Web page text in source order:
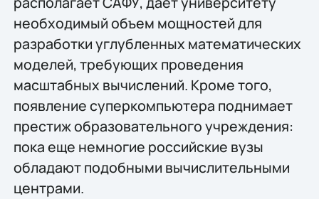
необходимый объем мощностей для
разработки углубленных математических
моделей, требующих проведения
масштабных вычислений. Кроме того,
появление суперкомпьютера поднимает
престиж образовательного учреждения:
пока еще немногие российские вузы
обладают подобными вычислительными
центрами.